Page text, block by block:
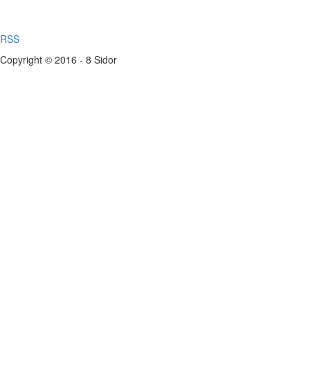
RSS
Copyright © 2016 - 8 Sidor